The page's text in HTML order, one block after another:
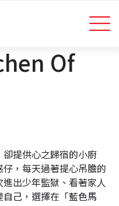
Of
卻提供心之歸宿的小廚
，每天過著提心吊膽的
出少年監獄、看著家人
己，選擇在「藍色馬